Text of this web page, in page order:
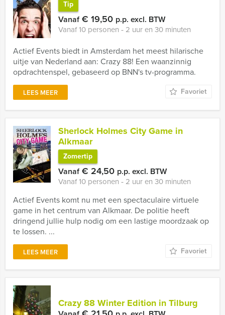
Tip
Vanaf€ 19,50 p.p. excl. BTW
Vanaf 10 personen ‐ 2 uur en 30 minuten
Actief Events biedt in Amsterdam het meest hilarische
uitje van Nederland aan: Crazy 88! Een waanzinnig
opdrachtenspel, gebaseerd op BNN's tv-programma.
LEES MEER Favoriet
Sherlock Holmes City Game in
Alkmaar
Zomertip
Vanaf€ 24,50 p.p. excl. BTW
Vanaf 10 personen ‐ 2 uur en 30 minuten
Actief Events komt nu met een spectaculaire virtuele
game in het centrum van Alkmaar. De politie heeft
dringend jullie hulp nodig om een lastige moordzaak op
te lossen. ...
LEES MEER Favoriet
Crazy 88 Winter Edition in Tilburg